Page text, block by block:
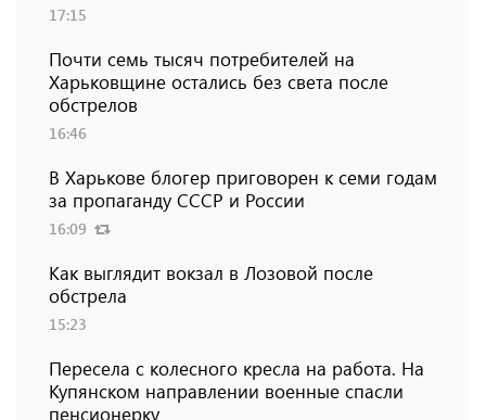
17:15
Почти семь тысяч потребителей на
Харьковщине остались без света после
обстрелов
16:46
В Харькове блогер приговорен к семи годам
за пропаганду СССР и России
16:09
Как выглядит вокзал в Лозовой после
обстрела
15:23
Пересела с колесного кресла на работа. На
Купянском направлении военные спасли
пенсионерку